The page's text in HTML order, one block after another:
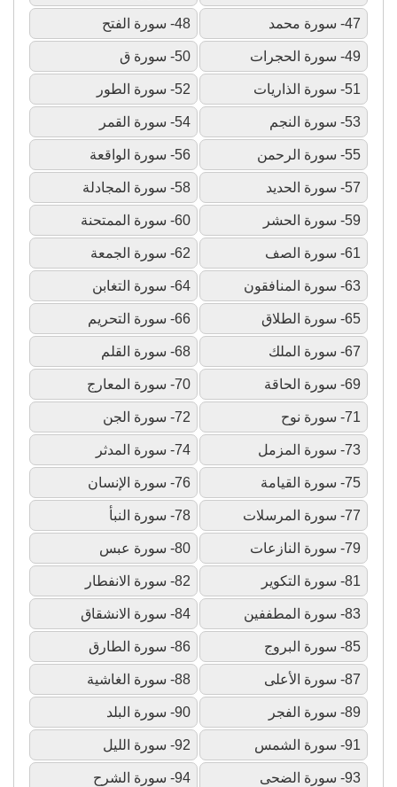
47- سورة محمد 48- سورة الفتح
49- سورة الحجرات 50- سورة ق
51- سورة الذاريات 52- سورة الطور
53- سورة النجم 54- سورة القمر
55- سورة الرحمن 56- سورة الواقعة
57- سورة الحديد 58- سورة المجادلة
59- سورة الحشر 60- سورة الممتحنة
61- سورة الصف 62- سورة الجمعة
63- سورة المنافقون 64- سورة التغابن
65- سورة الطلاق 66- سورة التحريم
67- سورة الملك 68- سورة القلم
69- سورة الحاقة 70- سورة المعارج
71- سورة نوح 72- سورة الجن
73- سورة المزمل 74- سورة المدثر
75- سورة القيامة 76- سورة الإنسان
77- سورة المرسلات 78- سورة النبأ
79- سورة النازعات 80- سورة عبس
81- سورة التكوير 82- سورة الانفطار
83- سورة المطففين 84- سورة الانشقاق
85- سورة البروج 86- سورة الطارق
87- سورة الأعلى 88- سورة الغاشية
89- سورة الفجر 90- سورة البلد
91- سورة الشمس 92- سورة الليل
93- سورة الضحى 94- سورة الشرح